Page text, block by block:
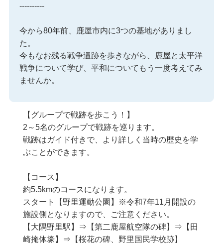
----------
今から80年前、鹿屋市内に3つの基地がありまし
た。
今もなお残る戦争遺跡を歩きながら、鹿屋と太平洋
戦争について学び、平和についてもう一度考えてみ
ませんか。
【グループで戦跡を歩こう！】
2～5名のグループで戦跡を巡ります。
戦跡はガイド付きで、より詳しく当時の歴史を学
ぶことができます。
【コース】
約5.5kmのコースになります。
スタート【野里運動公園】※令和7年11月開設の
施設側となりますので、ご注意ください。
【大隅野里駅】⇒【第二鹿屋航空隊の碑】⇒【田
崎掩体壕】⇒【桜花の碑、野里国民学校跡】